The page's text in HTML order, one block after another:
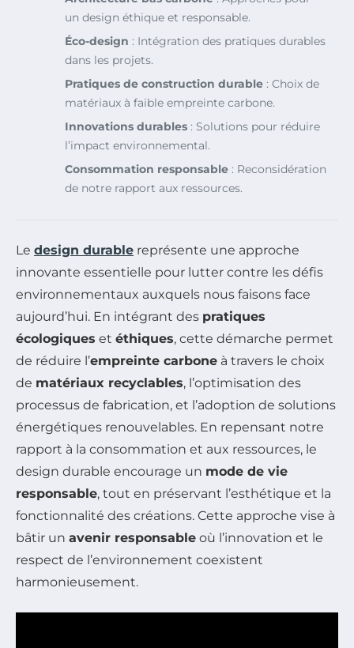
un design éthique et responsable.
Éco-design : Intégration des pratiques durables
dans les projets.
Pratiques de construction durable : Choix de
matériaux à faible empreinte carbone.
Innovations durables : Solutions pour réduire
l’impact environnemental.
Consommation responsable : Reconsidération
de notre rapport aux ressources.
Le design durable représente une approche
innovante essentielle pour lutter contre les défis
environnementaux auxquels nous faisons face
aujourd’hui. En intégrant des pratiques
écologiques et éthiques, cette démarche permet
de réduire l’empreinte carbone à travers le choix
de matériaux recyclables, l’optimisation des
processus de fabrication, et l’adoption de solutions
énergétiques renouvelables. En repensant notre
rapport à la consommation et aux ressources, le
design durable encourage un mode de vie
responsable, tout en préservant l’esthétique et la
fonctionnalité des créations. Cette approche vise à
bâtir un avenir responsable où l’innovation et le
respect de l’environnement coexistent
harmonieusement.